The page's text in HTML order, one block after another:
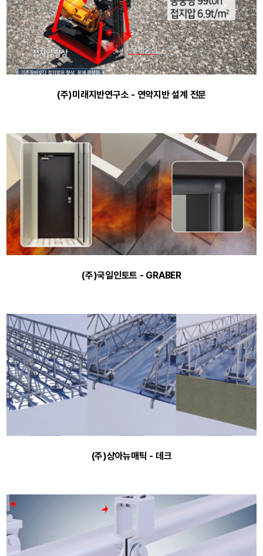
(주)미래지반연구소 - 연약지반 설계 전문
(주)국일인토트 - GRABER
(주)상아뉴매틱 - 데크